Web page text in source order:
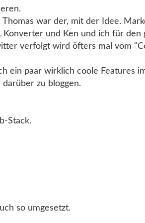
Thomas war der, mit der Idee.
und Ken und ich für den
verfolgt wird öfters mal vom
ein paar wirklich coole Features
zu bloggen.
Stack.
so umgesetzt.